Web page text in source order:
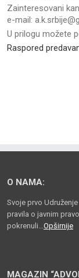
Zainteresovani
e-mail:
U prilogu možete
Raspored
O NAMA:
Svoje prvo
pravila o javnim
pokrenuli…Opširnije
MAGAZIN